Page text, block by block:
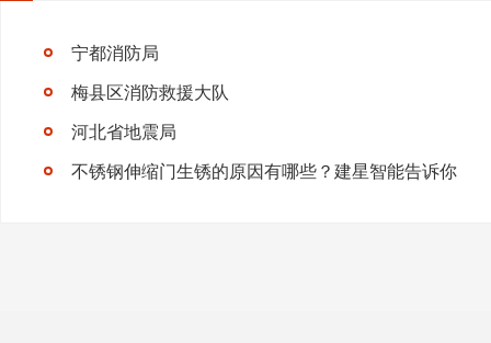
宁都消防局
梅县区消防救援大队
河北省地震局
不锈钢伸缩门生锈的原因有哪些？建星智能告诉你